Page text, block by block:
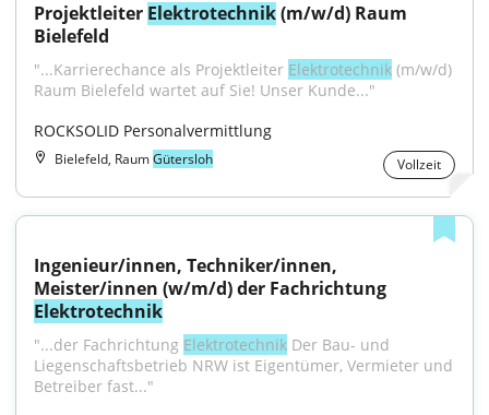
Projektleiter Elektrotechnik (m/w/d) Raum
Bielefeld
"...Karrierechance als Projektleiter Elektrotechnik (m/w/d)
Raum Bielefeld wartet auf Sie! Unser Kunde..."
ROCKSOLID Personalvermittlung
Bielefeld, RaumGütersloh Vollzeit
Ingenieur/innen, Techniker/innen,
Elektrotechnik
"...der Fachrichtung Elektrotechnik Der Bau- und
Liegenschaftsbetrieb NRW ist Eigentümer, Vermieter und
Betreiber fast..."